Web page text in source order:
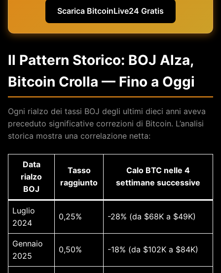
Scarica BitcoinLive24 Gratis
Il Pattern Storico: BOJ Alza,
Bitcoin Crolla — Fino a Oggi
Ogni rialzo dei tassi BOJ degli ultimi dieci anni aveva
preceduto significative correzioni di Bitcoin. L’analisi
storica mostra una correlazione netta:
Data
rialzo
BOJ
Tasso
raggiunto
Calo BTC nelle 4
settimane successive
Luglio
2024
0,25% -28% (da $68K a $49K)
Gennaio
2025
0,50% -18% (da $102K a $84K)